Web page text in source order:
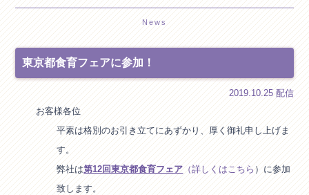
News
東京都食育フェアに参加！
2019.10.25 配信
お客様各位
平素は格別のお引き立てにあずかり、厚く御礼申し上げま
す。
弊社は第12回東京都食育フェア（詳しくはこちら）に参加
致します。